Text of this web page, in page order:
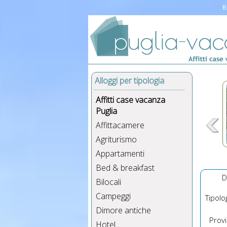
Alloggi per tipologia
Affitti case vacanza
Puglia
Affittacamere
Agriturismo
Appartamenti
Bed & breakfast
Bilocali
Campeggi
Dimore antiche
Hotel